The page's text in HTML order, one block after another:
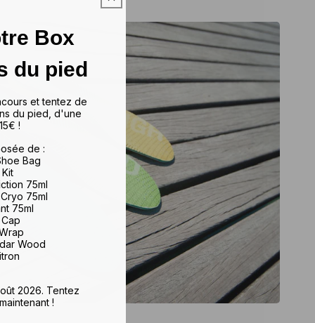
Box
du pied
et tentez de
du pied, d'une
!
de :
Bag
75ml
75ml
75ml
Wood
2026. Tentez
!